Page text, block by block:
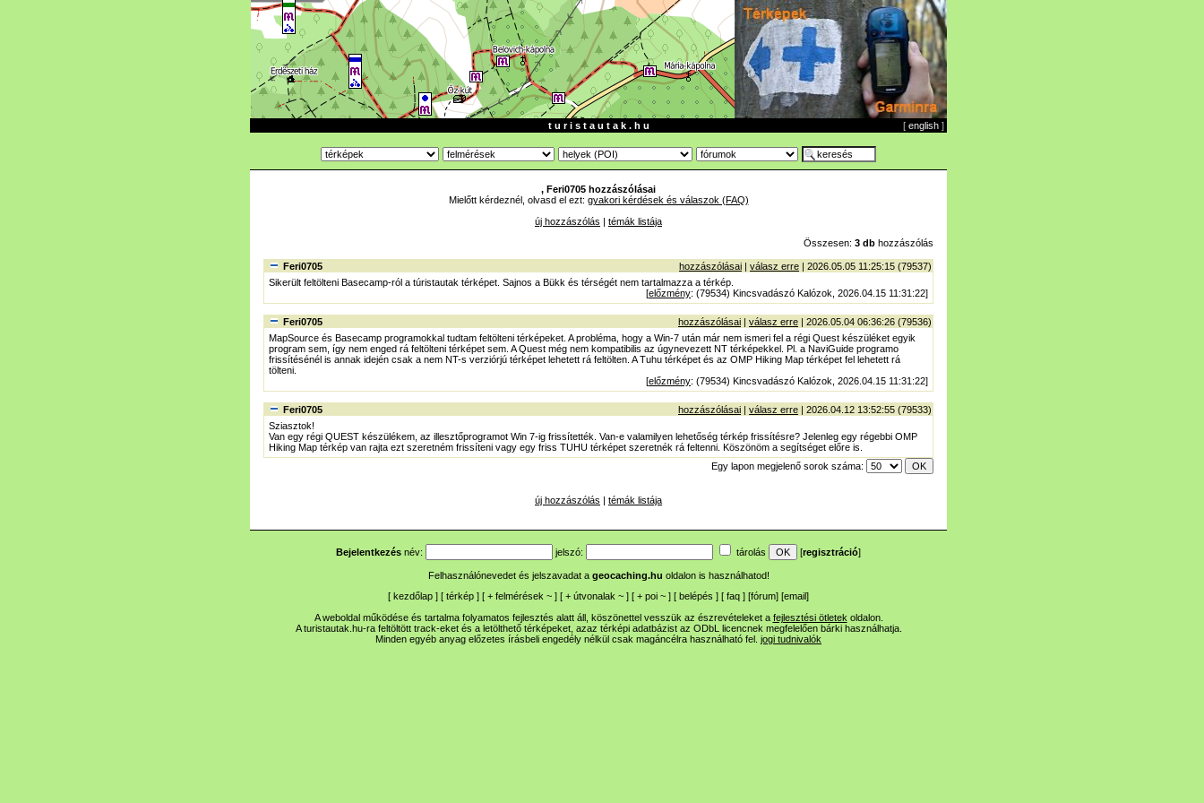
t u r i s t a u t a k . h u [ english ]
, Feri0705 hozzászólásai
Mielőtt kérdeznél, olvasd el ezt: gyakori kérdések és válaszok (FAQ)
új hozzászólás | témák listája
Összesen: 3 db hozzászólás
Feri0705 hozzászólásai | válasz erre | 2026.05.05 11:25:15 (79537)
Sikerült feltölteni Basecamp-ról a túristautak térképet. Sajnos a Bükk és térségét nem tartalmazza a térkép.
[előzmény: (79534) Kincsvadászó Kalózok, 2026.04.15 11:31:22]
Feri0705 hozzászólásai | válasz erre | 2026.05.04 06:36:26 (79536)
MapSource és Basecamp programokkal tudtam feltölteni térképeket. A probléma, hogy a Win-7 után már nem ismeri fel a régi Quest készüléket egyik
program sem, így nem enged rá feltölteni térképet sem. A Quest még nem kompatibilis az úgynevezett NT térképekkel. Pl. a NaviGuide programo
frissítésénél is annak idején csak a nem NT-s verziórjú térképet lehetett rá feltölten. A Tuhu térképet és az OMP Hiking Map térképet fel lehetett rá
tölteni.
[előzmény: (79534) Kincsvadászó Kalózok, 2026.04.15 11:31:22]
Feri0705 hozzászólásai | válasz erre | 2026.04.12 13:52:55 (79533)
Sziasztok!
Van egy régi QUEST készülékem, az illesztőprogramot Win 7-ig frissítették. Van-e valamilyen lehetőség térkép frissítésre? Jelenleg egy régebbi OMP
Hiking Map térkép van rajta ezt szeretném frissíteni vagy egy friss TUHU térképet szeretnék rá feltenni. Köszönöm a segítséget előre is.
Egy lapon megjelenő sorok száma:
új hozzászólás | témák listája
Bejelentkezés név: jelszó: tárolás [regisztráció]
Felhasználónevedet és jelszavadat a geocaching.hu oldalon is használhatod!
[ kezdőlap ] [ térkép ] [ + felmérések ~ ] [ + útvonalak ~ ] [ + poi ~ ] [ belépés ] [ faq ] [fórum] [email]
A weboldal működése és tartalma folyamatos fejlesztés alatt áll, köszönettel vesszük az észrevételeket a fejlesztési ötletek oldalon.
A turistautak.hu-ra feltöltött track-eket és a letölthető térképeket, azaz térképi adatbázist az ODbL licencnek megfelelően bárki használhatja.
Minden egyéb anyag előzetes írásbeli engedély nélkül csak magáncélra használható fel. jogi tudnivalók